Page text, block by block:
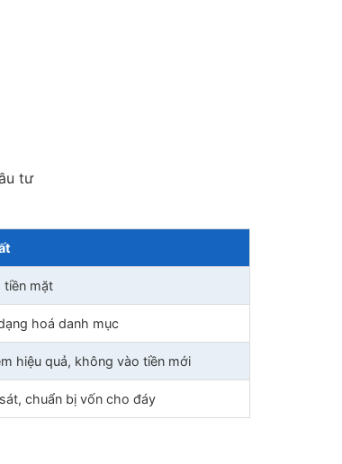
tiền mặt
hoá danh mục
hiệu quả, không vào tiền mới
chuẩn bị vốn cho đáy